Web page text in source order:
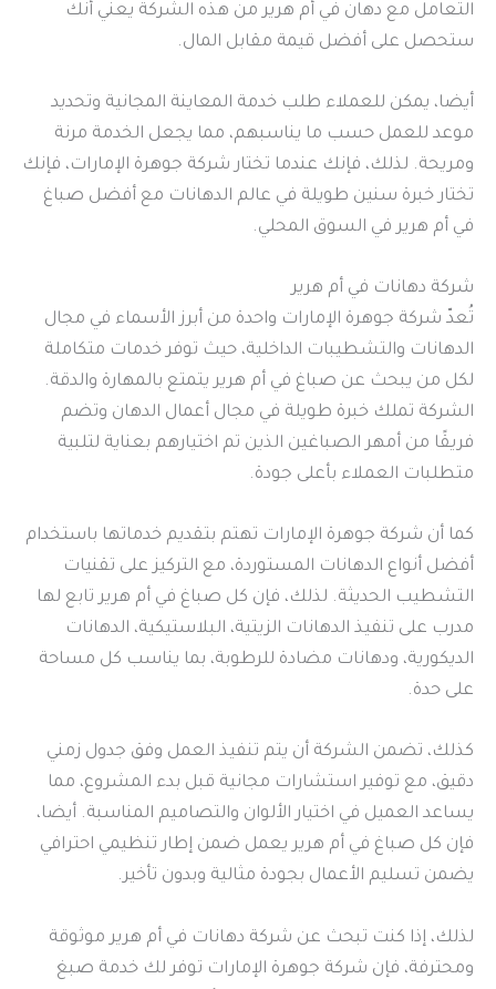
التعامل مع دهان في أم هرير من هذه الشركة يعني أنك
ستحصل على أفضل قيمة مقابل المال.
أيضا، يمكن للعملاء طلب خدمة المعاينة المجانية وتحديد
موعد للعمل حسب ما يناسبهم، مما يجعل الخدمة مرنة
ومريحة. لذلك، فإنك عندما تختار شركة جوهرة الإمارات، فإنك
تختار خبرة سنين طويلة في عالم الدهانات مع أفضل صباغ
في أم هرير في السوق المحلي.
شركة دهانات في أم هرير
تُعدّ شركة جوهرة الإمارات واحدة من أبرز الأسماء في مجال
الدهانات والتشطيبات الداخلية، حيث توفر خدمات متكاملة
لكل من يبحث عن صباغ في أم هرير يتمتع بالمهارة والدقة.
الشركة تملك خبرة طويلة في مجال أعمال الدهان وتضم
فريقًا من أمهر الصباغين الذين تم اختيارهم بعناية لتلبية
متطلبات العملاء بأعلى جودة.
كما أن شركة جوهرة الإمارات تهتم بتقديم خدماتها باستخدام
أفضل أنواع الدهانات المستوردة، مع التركيز على تقنيات
التشطيب الحديثة. لذلك، فإن كل صباغ في أم هرير تابع لها
مدرب على تنفيذ الدهانات الزيتية، البلاستيكية، الدهانات
الديكورية، ودهانات مضادة للرطوبة، بما يناسب كل مساحة
على حدة.
كذلك، تضمن الشركة أن يتم تنفيذ العمل وفق جدول زمني
دقيق، مع توفير استشارات مجانية قبل بدء المشروع، مما
يساعد العميل في اختيار الألوان والتصاميم المناسبة. أيضا،
فإن كل صباغ في أم هرير يعمل ضمن إطار تنظيمي احترافي
يضمن تسليم الأعمال بجودة مثالية وبدون تأخير.
لذلك، إذا كنت تبحث عن شركة دهانات في أم هرير موثوقة
ومحترفة، فإن شركة جوهرة الإمارات توفر لك خدمة صبغ